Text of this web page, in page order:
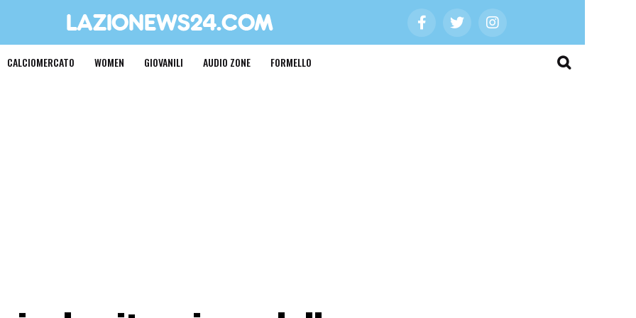
CALCIOMERCATO WOMEN GIOVANILI AUDIO ZONE FORMELLO